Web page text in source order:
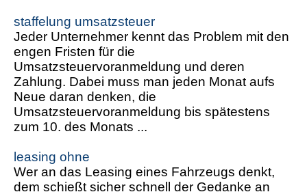
staffelung umsatzsteuer
Jeder Unternehmer kennt das Problem mit den
engen Fristen für die
Umsatzsteuervoranmeldung und deren
Zahlung. Dabei muss man jeden Monat aufs
Neue daran denken, die
Umsatzsteuervoranmeldung bis spätestens
zum 10. des Monats ...
leasing ohne
Wer an das Leasing eines Fahrzeugs denkt,
dem schießt sicher schnell der Gedanke an